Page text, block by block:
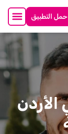
حمل التطبيق